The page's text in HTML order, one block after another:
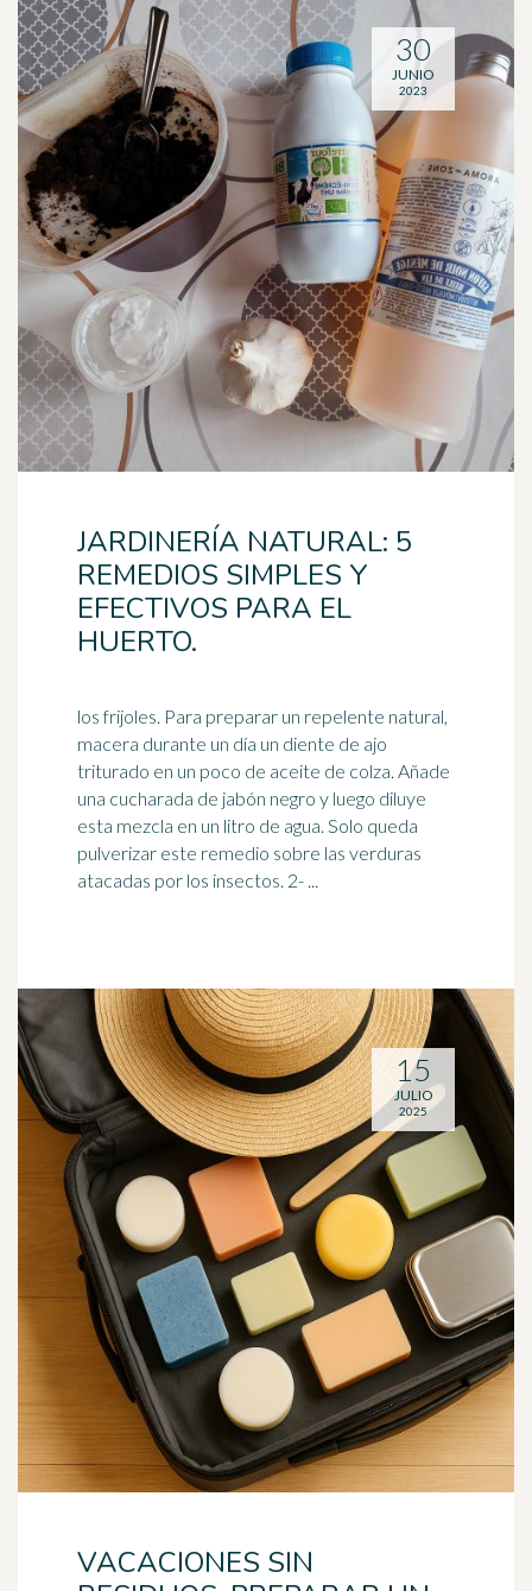
JARDINERÍA NATURAL: 5
REMEDIOS SIMPLES Y
EFECTIVOS PARA EL
HUERTO.
los frijoles. Para preparar un repelente natural,
macera durante un día un diente de ajo
triturado en un poco de aceite de colza. Añade
una cucharada de jabón negro y luego diluye
esta mezcla en un litro de agua. Solo queda
pulverizar este remedio sobre las verduras
atacadas por los insectos. 2- ...
30
JUNIO
2023
VACACIONES SIN
15
JULIO
2025